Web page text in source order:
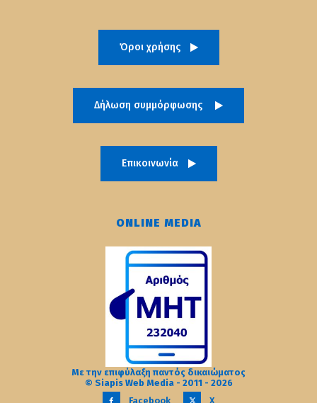
Όροι χρήσης
Δήλωση συμμόρφωσης
Επικοινωνία
ONLINE MEDIA
Με την επιφύλαξη παντός δικαιώματος
© Siapis Web Media - 2011 - 2026
Facebook
X